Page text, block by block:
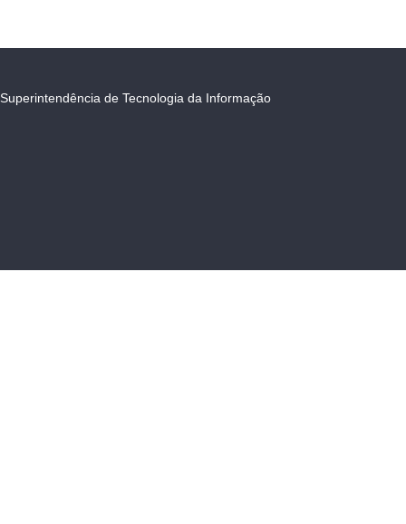
Superintendência de Tecnologia da Informação